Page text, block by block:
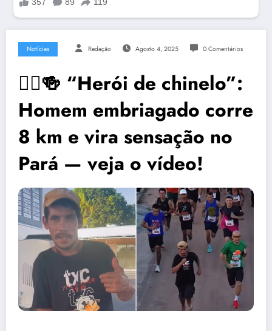
Notícias Redação Agosto 4, 2025 0 Comentários
🏃‍♂️🍻 “Herói de chinelo”:
Homem embriagado corre
8 km e vira sensação no
Pará — veja o vídeo!